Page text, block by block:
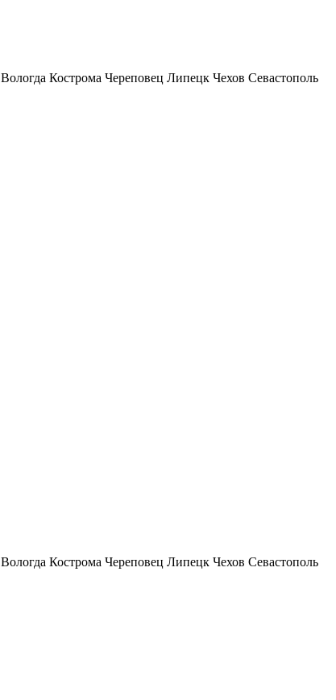
Вологда Кострома Череповец Липецк Чехов Севастополь
Вологда Кострома Череповец Липецк Чехов Севастополь